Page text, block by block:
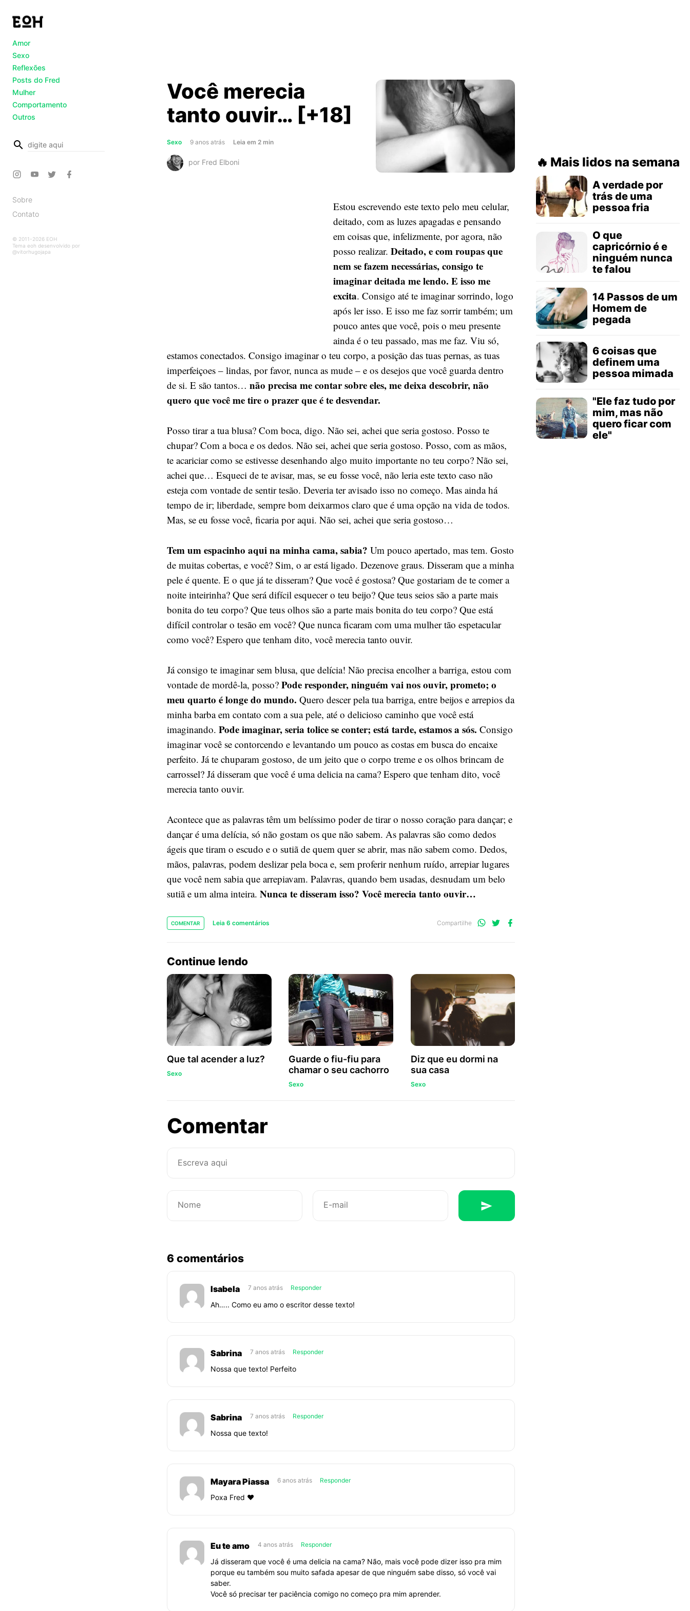
Amor
Sexo
Reflexões
Posts do Fred
Mulher
Comportamento
Outros
busca
Sobre
Contato
© 2011-2026 EOH
Tema eoh desenvolvido por
@vitorhugojapa
Você merecia
tanto ouvir… [+18]
Sexo 9 anos atrás Leiaabout
em2 min
por Fred Elboni
Estou escrevendo este texto pelo meu celular,
deitado, com as luzes apagadas e pensando
em coisas que, infelizmente, por agora, não
posso realizar. Deitado, e com roupas que
nem se fazem necessárias, consigo te
imaginar deitada me lendo. E isso me
excita. Consigo até te imaginar sorrindo, logo
após ler isso. E isso me faz sorrir também; um
pouco antes que você, pois o meu presente
ainda é o teu passado, mas me faz. Viu só,
estamos conectados. Consigo imaginar o teu corpo, a posição das tuas pernas, as tuas
imperfeiçoes – lindas, por favor, nunca as mude – e os desejos que você guarda dentro
de si. E são tantos…não precisa me contar sobre eles, me deixa descobrir, não
quero que você me tire o prazer que é te desvendar.
Posso tirar a tua blusa? Com boca, digo. Não sei, achei que seria gostoso. Posso te
chupar? Com a boca e os dedos. Não sei, achei que seria gostoso. Posso, com as mãos,
te acariciar como se estivesse desenhando algo muito importante no teu corpo? Não sei,
achei que… Esqueci de te avisar, mas, se eu fosse você, não leria este texto caso não
esteja com vontade de sentir tesão. Deveria ter avisado isso no começo. Mas ainda há
tempo de ir; liberdade, sempre bom deixarmos claro que é uma opção na vida de todos.
Mas, se eu fosse você, ficaria por aqui. Não sei, achei que seria gostoso…
Tem um espacinho aqui na minha cama, sabia? Um pouco apertado, mas tem. Gosto
de muitas cobertas, e você? Sim, o ar está ligado. Dezenove graus. Disseram que a minha
pele é quente. E o que já te disseram? Que você é gostosa? Que gostariam de te comer a
noite inteirinha? Que será difícil esquecer o teu beijo? Que teus seios são a parte mais
bonita do teu corpo? Que teus olhos são a parte mais bonita do teu corpo? Que está
difícil controlar o tesão em você? Que nunca ficaram com uma mulher tão espetacular
como você? Espero que tenham dito, você merecia tanto ouvir.
Já consigo te imaginar sem blusa, que delícia! Não precisa encolher a barriga, estou com
vontade de mordê-la, posso?Pode responder, ninguém vai nos ouvir, prometo; o
meu quarto é longe do mundo. Quero descer pela tua barriga, entre beijos e arrepios da
minha barba em contato com a sua pele, até o delicioso caminho que você está
imaginando. Pode imaginar, seria tolice se conter; está tarde, estamos a sós. Consigo
imaginar você se contorcendo e levantando um pouco as costas em busca do encaixe
perfeito. Já te chuparam gostoso, de um jeito que o corpo treme e os olhos brincam de
carrossel? Já disseram que você é uma delicia na cama? Espero que tenham dito, você
merecia tanto ouvir.
Acontece que as palavras têm um belíssimo poder de tirar o nosso coração para dançar; e
dançar é uma delícia, só não gostam os que não sabem. As palavras são como dedos
ágeis que tiram o escudo e o sutiã de quem quer se abrir, mas não sabem como. Dedos,
mãos, palavras, podem deslizar pela boca e, sem proferir nenhum ruído, arrepiar lugares
que você nem sabia que arrepiavam. Palavras, quando bem usadas, desnudam um belo
sutiã e um alma inteira.Nunca te disseram isso? Você merecia tanto ouvir…
COMENTAR Leia 6 comentários Compartilhe
Compartilhe
Compartilhe
Continue lendo
Que tal acender a luz?
Sexo
Guarde o fiu-fiu para
chamar o seu cachorro
Sexo
Diz que eu dormi na
sua casa
Sexo
Comentarsobre
6 comentáriosabaixo
Você
tanto
Isabela 7 anos atrás Responder
Ah….. Como eu amo o escritor desse texto!
Sabrina 7 anos atrás Responder
Nossa que texto! Perfeito
Sabrina 7 anos atrás Responder
Nossa que texto!
Mayara Piassa 6 anos atrás Responder
Poxa Fred ❤️
Eu te amo 4 anos atrás Responder
Já disseram que você é uma delicia na cama? Não, mais você pode dizer isso pra mim
porque eu também sou muito safada apesar de que ninguém sabe disso, só você vai
saber.
Você só precisar ter paciência comigo no começo pra mim aprender.
Mais lidos na semana
A verdade por
trás de uma
pessoa fria
O que
capricórnio é e
ninguém nunca
te falou
14 Passos de um
Homem de
pegada
6 coisas que
definem uma
pessoa mimada
"Ele faz tudo por
mim, mas não
quero ficar com
ele"